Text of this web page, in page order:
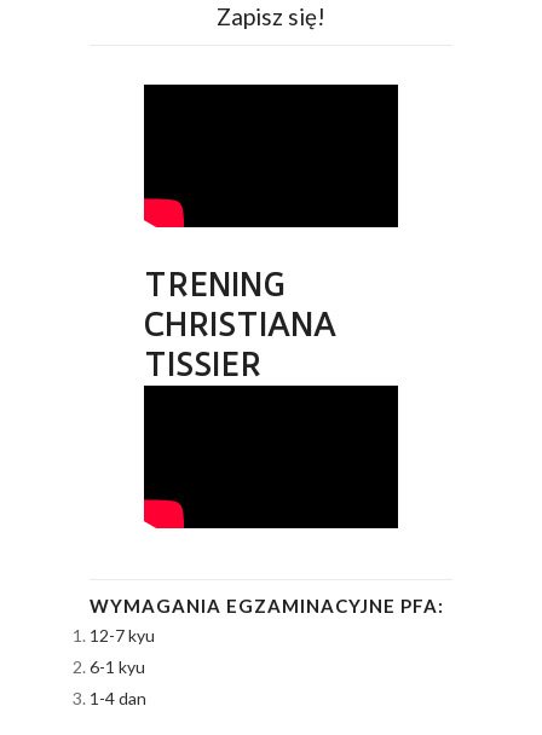
Zapisz się!
TRENING
CHRISTIANA
TISSIER
WYMAGANIA EGZAMINACYJNE PFA:
12-7 kyu
6-1 kyu
1-4 dan